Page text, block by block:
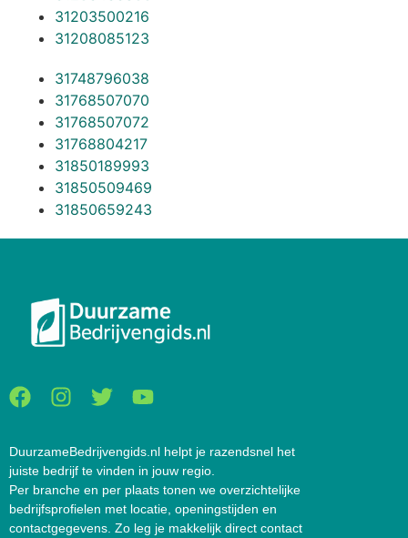
31203500216
31208085123
31748796038
31768507070
31768507072
31768804217
31850189993
31850509469
31850659243
DuurzameBedrijvengids.nl helpt je razendsnel het
juiste bedrijf te vinden in jouw regio.
Per branche en per plaats tonen we overzichtelijke
bedrijfsprofielen met locatie, openingstijden en
contactgegevens. Zo leg je makkelijk direct contact